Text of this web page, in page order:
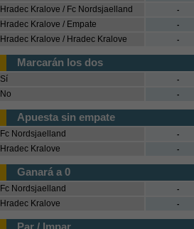
Hradec Kralove / Fc Nordsjaelland
Hradec Kralove / Empate
Hradec Kralove / Hradec Kralove
-
-
-
Marcarán los dos
Sí
No
-
-
Apuesta sin empate
Fc Nordsjaelland
Hradec Kralove
-
-
Ganará a 0
Fc Nordsjaelland
Hradec Kralove
-
-
Par / Impar